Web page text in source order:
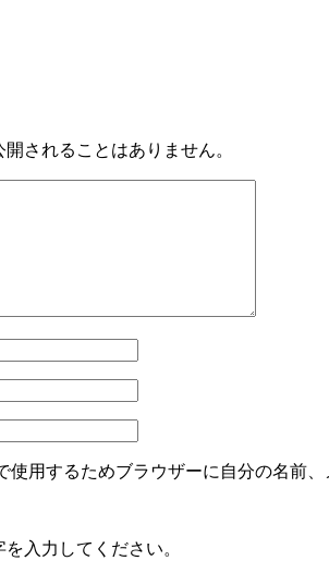
されることはありません。
使用するためブラウザーに自分の名前
を入力してください。